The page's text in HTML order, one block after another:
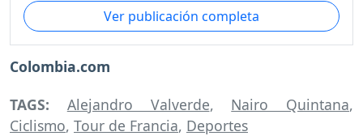
Ver publicación completa
Colombia.com
TAGS: Alejandro Valverde, Nairo Quintana,
Ciclismo, Tour de Francia, Deportes